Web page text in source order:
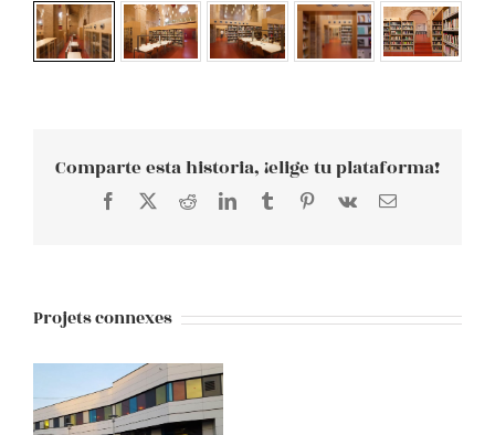
Comparte esta historia, ¡elige tu plataforma!
Facebook
X RedditLinkedInTumblrPinterest
Vk
E-
Projets connexes